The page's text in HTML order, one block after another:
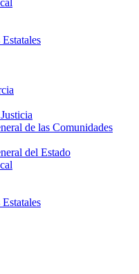
de las Comunidades
del Estado